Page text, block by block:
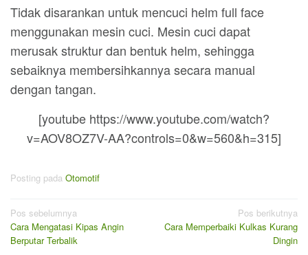
Tidak disarankan untuk mencuci helm full face
menggunakan mesin cuci. Mesin cuci dapat
merusak struktur dan bentuk helm, sehingga
sebaiknya membersihkannya secara manual
dengan tangan.
[youtube https://www.youtube.com/watch?
v=AOV8OZ7V-AA?controls=0&w=560&h=315]
Posting pada Otomotif
Navigasi
pos
Pos sebelumnya
Cara Mengatasi Kipas Angin
Berputar Terbalik
Pos berikutnya
Cara Memperbaiki Kulkas Kurang
Dingin